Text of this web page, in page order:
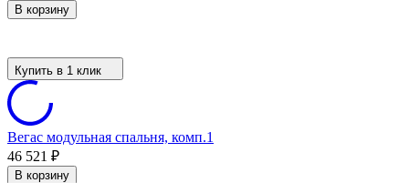
В корзину
Купить в 1 клик
Вегас модульная спальня, комп.1
46 521 ₽
В корзину